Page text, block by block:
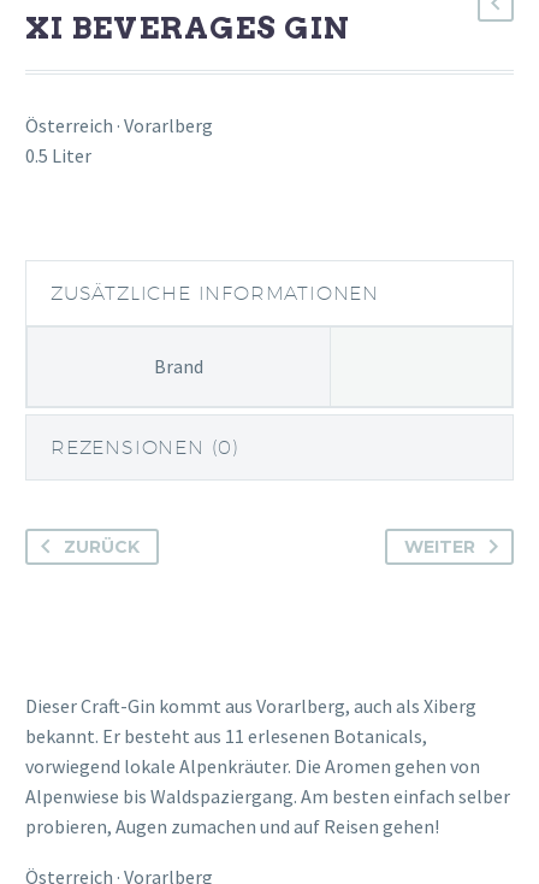
XI BEVERAGES GIN
Österreich · Vorarlberg
0.5 Liter
ZUSÄTZLICHE INFORMATIONEN
Brand
REZENSIONEN (0)
ZURÜCK WEITER
Dieser Craft-Gin kommt aus Vorarlberg, auch als Xiberg
bekannt. Er besteht aus 11 erlesenen Botanicals,
vorwiegend lokale Alpenkräuter. Die Aromen gehen von
Alpenwiese bis Waldspaziergang. Am besten einfach selber
probieren, Augen zumachen und auf Reisen gehen!
Österreich · Vorarlberg